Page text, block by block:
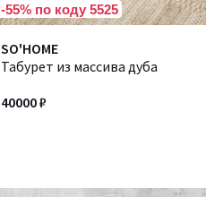
-55% по коду 5525
SO'HOME
Табурет из массива дуба
40000 ₽